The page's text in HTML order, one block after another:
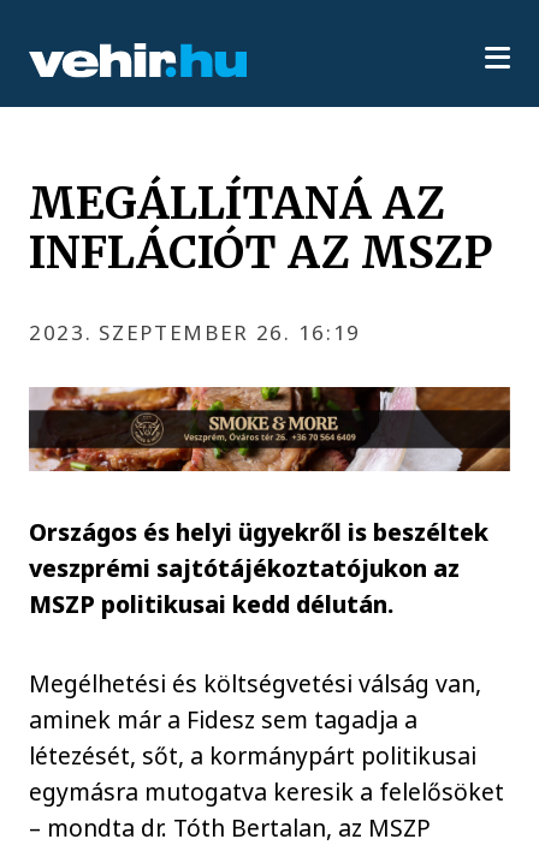
MEGÁLLÍTANÁ AZ
INFLÁCIÓT AZ MSZP
2023. SZEPTEMBER 26. 16:19
Országos és helyi ügyekről is beszéltek
veszprémi sajtótájékoztatójukon az
MSZP politikusai kedd délután.
Megélhetési és költségvetési válság van,
aminek már a Fidesz sem tagadja a
létezését, sőt, a kormánypárt politikusai
egymásra mutogatva keresik a felelősöket
– mondta dr. Tóth Bertalan, az MSZP